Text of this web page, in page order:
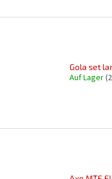
Gola set
Auf Lager